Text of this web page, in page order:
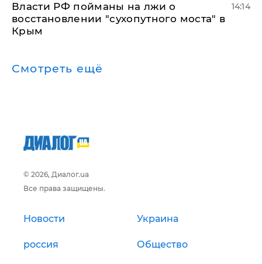
Власти РФ пойманы на лжи о
восстановлении "сухопутного моста" в
Крым
14:14
Смотреть ещё
© 2026, Диалог.ua
Все права защищены.
Новости Украина
россия Общество